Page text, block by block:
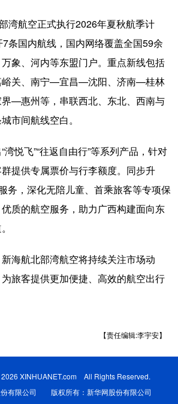
公益 书画 一带一路
上市公司 文化产业
吉林 上海 江苏
安徽 福建 江西
河南 湖北 湖南
广西
贵州 云南 西藏
甘肃 青海 宁夏
航空正式执行2026年夏秋航季计
条国内航线，国内网络覆盖全国59余
象、河内等东盟门户。重点新线包括
关、南宁—宜昌—沈阳、济南—桂林
—惠州等，串联西北、东北、西南与
市间航线空白。
悦飞”“往返自由行”等系列产品，针对
提供专属票价与行李额度。同步升
务，深化无陪儿童、首乘旅客等专项保
质的航空服务，助力广西构建面向东
航北部湾航空将持续关注市场动
旅客提供更加便捷、高效的航空出行
【责任编辑:李宇安】
XINHUANET.com All Rights Reserved.
份有限公司 版权所有：新华网股份有限公司